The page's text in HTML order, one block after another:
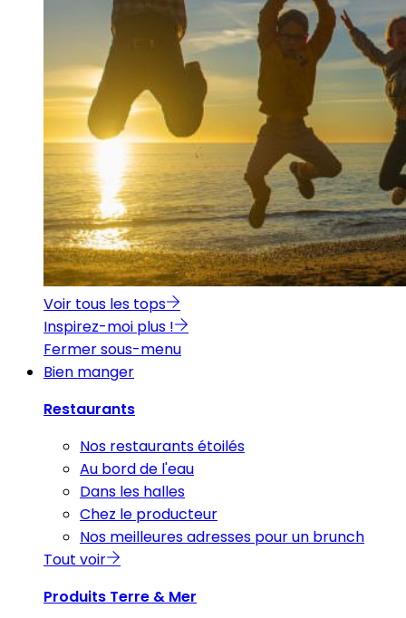
Voir tous les tops
Inspirez-moi plus !
Fermer sous-menu
Bien manger
Restaurants
Nos restaurants étoilés
Au bord de l'eau
Dans les halles
Chez le producteur
Nos meilleures adresses pour un brunch
Tout voir
Produits Terre & Mer